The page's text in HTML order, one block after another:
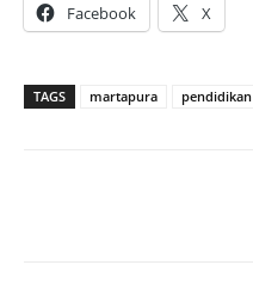
Facebook X
TAGS martapura pendidikan